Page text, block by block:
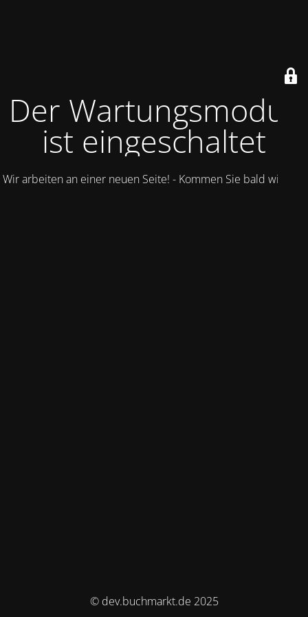
Der Wartungsmodus
ist eingeschaltet
Wir arbeiten an einer neuen Seite! - Kommen Sie bald wieder.
© dev.buchmarkt.de 2025